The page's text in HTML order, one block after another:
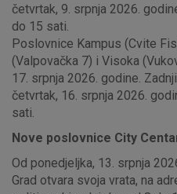
četvrtak, 9. srpnja 2026.
do 15 sati.
Poslovnice Kampus (Cvite
(Valpovačka 7) i Visoka
17. srpnja 2026. godine.
četvrtak, 16. srpnja 2026.
sati.
Nove poslovnice City
Od ponedjeljka, 13. srpnja
Grad otvara svoja vrata, na